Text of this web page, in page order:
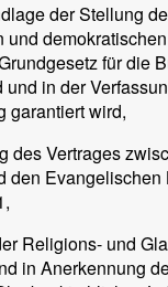
der Stellung
und
für die
und in der
garantiert wird,
des Vertrages
den
Religions- und
in Anerkennung